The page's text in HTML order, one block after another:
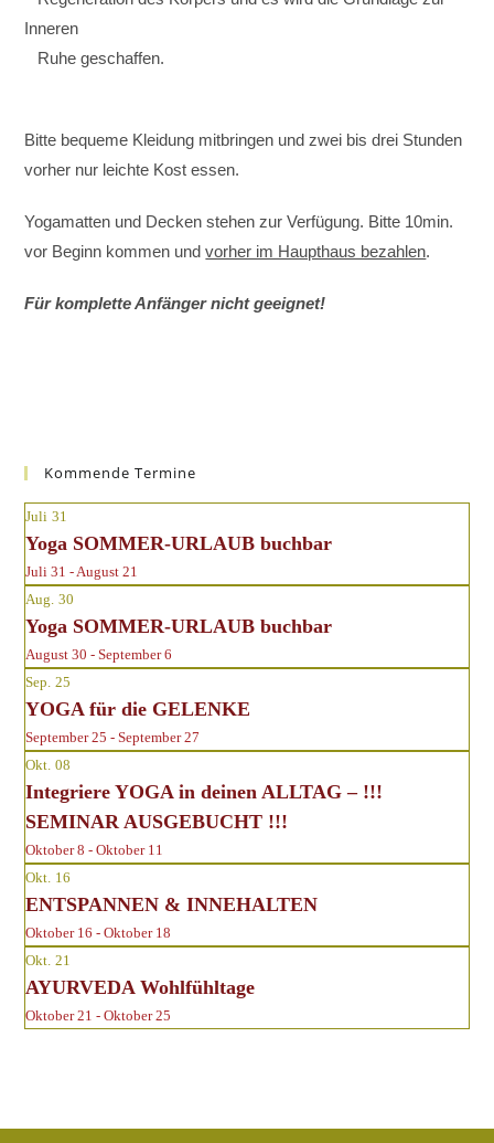
Inneren
Ruhe geschaffen.
Bitte bequeme Kleidung mitbringen und zwei bis drei Stunden
vorher nur leichte Kost essen.
Yogamatten und Decken stehen zur Verfügung. Bitte 10min.
vor Beginn kommen undvorher im Haupthaus bezahlen.
Für komplette Anfänger nicht geeignet!
Kommende Termine
Juli 31
Yoga SOMMER-URLAUB buchbar
Juli 31 - August 21
Aug. 30
Yoga SOMMER-URLAUB buchbar
August 30 - September 6
Sep. 25
YOGA für die GELENKE
September 25 - September 27
Okt. 08
Integriere YOGA in deinen ALLTAG – !!!
SEMINAR AUSGEBUCHT !!!
Oktober 8 - Oktober 11
Okt. 16
ENTSPANNEN & INNEHALTEN
Oktober 16 - Oktober 18
Okt. 21
AYURVEDA Wohlfühltage
Oktober 21 - Oktober 25